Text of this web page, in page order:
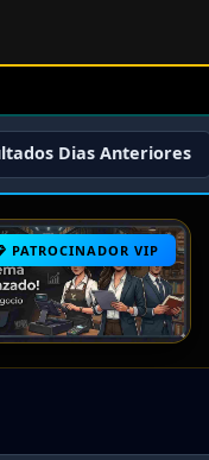
Dias Anteriores
PATROCINADOR VIP